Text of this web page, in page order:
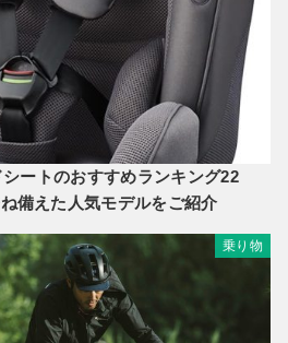
シートのおすすめランキング22
備えた人気モデルをご紹介
乗り物